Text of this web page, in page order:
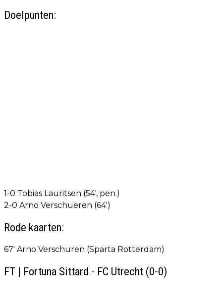
Doelpunten:
1-0 Tobias Lauritsen (54', pen.)
2-0 Arno Verschueren (64')
Rode kaarten:
67' Arno Verschuren (Sparta Rotterdam)
FT | Fortuna Sittard - FC Utrecht (0-0)